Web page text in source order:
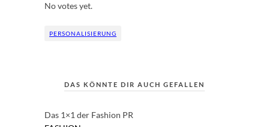
No votes yet.
PERSONALISIERUNG
DAS KÖNNTE DIR AUCH GEFALLEN
Das 1×1 der Fashion PR